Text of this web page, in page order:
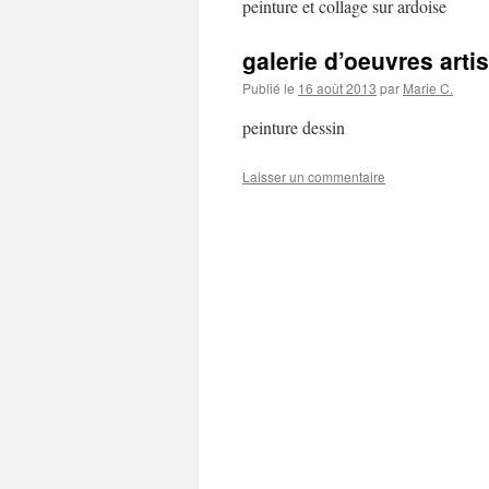
peinture et collage sur ardoise
galerie d’oeuvres
Publié le 16 août 2013 par Marie C.
peinture dessin
Laisser un commentaire